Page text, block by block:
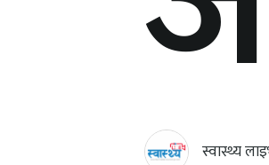
स्वास्थ्य